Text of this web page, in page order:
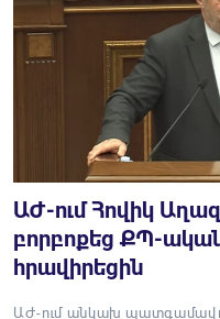
ԱԺ-ում Հովիկ
բորբոքեց ՔՊ-
հրավիրեցին
ԱԺ-ում անկախ